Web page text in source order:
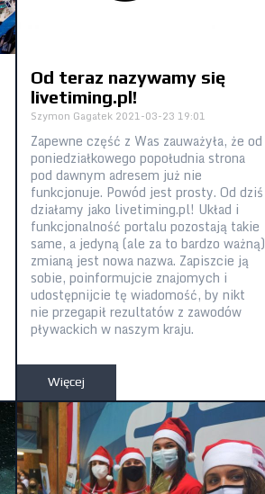
Od teraz nazywamy się
livetiming.pl!
Szymon Gagatek 2021-03-23 19:01
Zapewne część z Was zauważyła, że od
poniedziałkowego popołudnia strona
pod dawnym adresem już nie
funkcjonuje. Powód jest prosty. Od dziś
działamy jako livetiming.pl! Układ i
funkcjonalność portalu pozostają takie
same, a jedyną (ale za to bardzo ważną)
zmianą jest nowa nazwa. Zapiszcie ją
sobie, poinformujcie znajomych i
udostępnijcie tę wiadomość, by nikt
nie przegapił rezultatów z zawodów
pływackich w naszym kraju.
Więcej